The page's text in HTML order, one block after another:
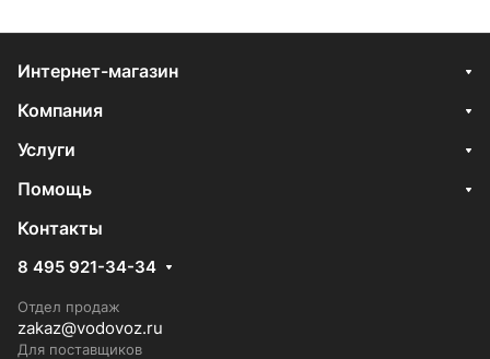
Интернет-магазин
Компания
Услуги
Помощь
Контакты
8 495 921-34-34
Отдел продаж
zakaz@vodovoz.ru
Для поставщиков